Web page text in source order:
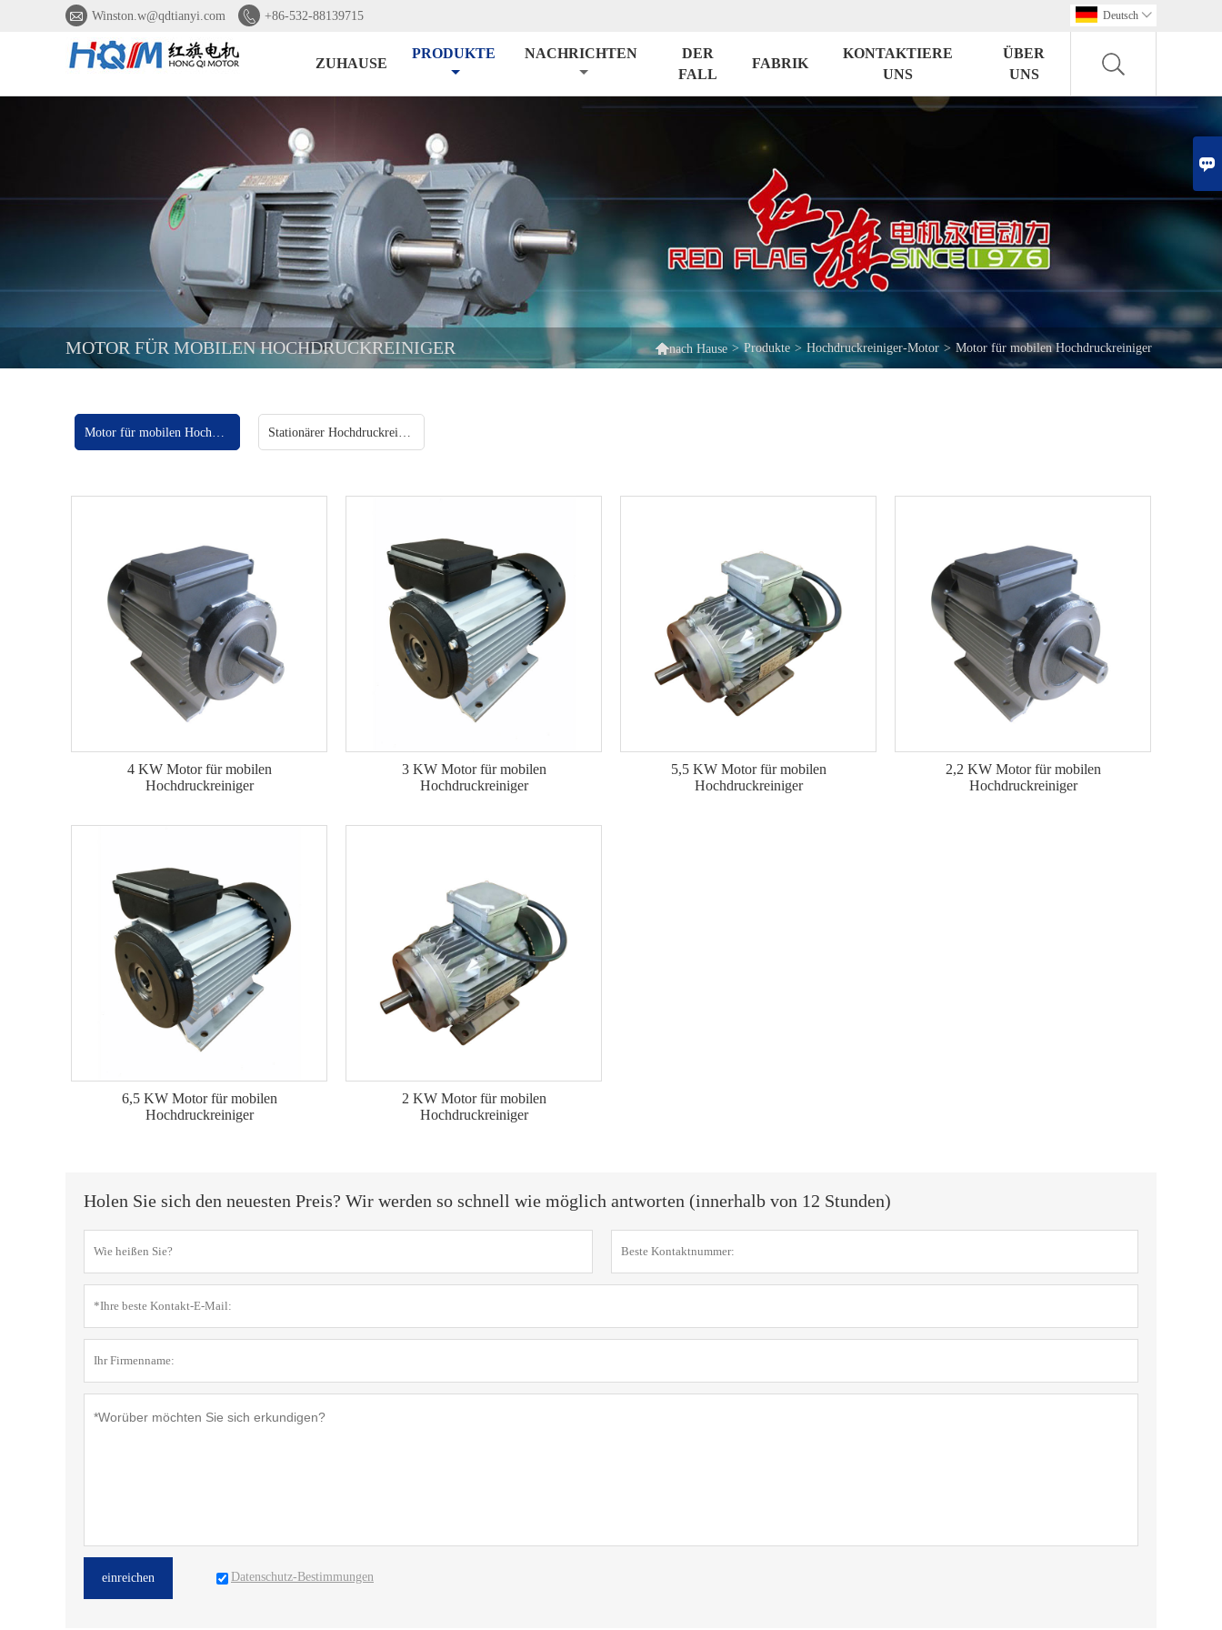

 Winston.w@qdtianyi.com  +86-532-88139715 Deutsch 
ZUHAUSE
PRODUKTE NACHRICHTEN
DER
FALL
FABRIK
KONTAKTIERE
UNS
ÜBER
UNS
MOTOR FÜR MOBILEN HOCHDRUCKREINIGER nach Hause > Produkte > Hochdruckreiniger-Motor > Motor für mobilen Hochdruckreiniger
Motor für mobilen Hochdruckreiniger Stationärer Hochdruckreinigermotor
4 KW Motor für mobilen
Hochdruckreiniger
3 KW Motor für mobilen
Hochdruckreiniger
5,5 KW Motor für mobilen
Hochdruckreiniger
2,2 KW Motor für mobilen
Hochdruckreiniger
6,5 KW Motor für mobilen
Hochdruckreiniger
2 KW Motor für mobilen
Hochdruckreiniger
Holen Sie sich den neuesten Preis? Wir werden so schnell wie möglich antworten (innerhalb von 12 Stunden)
einreichen Datenschutz-Bestimmungen